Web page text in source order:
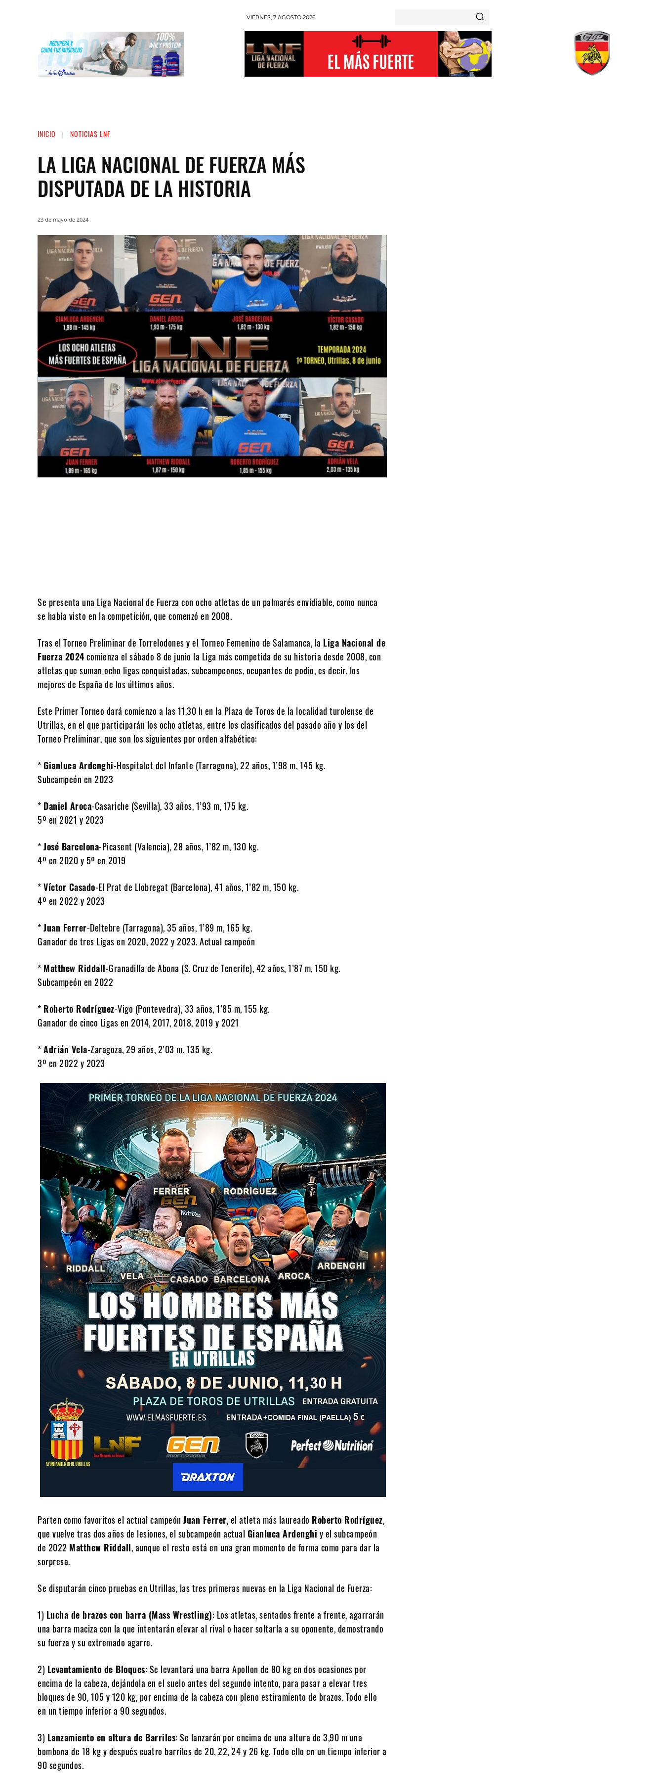
VIERNES, 7 AGOSTO 2026
INICIO NOTICIAS LNF
LA LIGA NACIONAL DE FUERZA MÁS
DISPUTADA DE LA HISTORIA
23 de mayo de 2024
Se presenta una Liga Nacional de Fuerza con ocho atletas de un palmarés envidiable, como nunca
se había visto en la competición, que comenzó en 2008.
Tras el Torneo Preliminar de Torrelodones y el Torneo Femenino de Salamanca, la Liga Nacional de
Fuerza 2024comienza el sábado 8 de junio la Liga más competida de su historia desde 2008, con
atletas que suman ocho ligas conquistadas, subcampeones, ocupantes de podio, es decir, los
mejores de España de los últimos años.
Este Primer Torneo dará comienzo a las 11,30 h en la Plaza de Toros de la localidad turolense de
Utrillas, en el que participarán los ocho atletas, entre los clasificados del pasado año y los del
Torneo Preliminar, que son los siguientes por orden alfabético:
*Gianluca Ardenghi-Hospitalet del Infante (Tarragona), 22 años, 1’98 m, 145 kg.
Subcampeón en 2023
* Daniel Aroca-Casariche (Sevilla), 33 años, 1’93 m, 175 kg.
5º en 2021 y 2023
*José Barcelona-Picasent (Valencia), 28 años, 1’82 m, 130 kg.
4º en 2020 y 5º en 2019
*Víctor Casado-El Prat de Llobregat (Barcelona), 41 años, 1’82 m, 150 kg.
4º en 2022 y 2023
*Juan Ferrer-Deltebre (Tarragona), 35 años, 1’89 m, 165 kg.
Ganador de tres Ligas en 2020, 2022 y 2023. Actual campeón
* Matthew Riddall-Granadilla de Abona (S. Cruz de Tenerife), 42 años, 1’87 m, 150 kg.
Subcampeón en 2022
* Roberto Rodríguez-Vigo (Pontevedra), 33 años, 1’85 m, 155 kg.
Ganador de cinco Ligas en 2014, 2017, 2018, 2019 y 2021
*Adrián Vela-Zaragoza, 29 años, 2’03 m, 135 kg.
3º en 2022 y 2023
Parten como favoritos el actual campeón Juan Ferrer, el atleta más laureado Roberto Rodríguez,
que vuelve tras dos años de lesiones, el subcampeón actual Gianluca Ardenghi y el subcampeón
de 2022 Matthew Riddall, aunque el resto está en una gran momento de forma como para dar la
sorpresa.
Se disputarán cinco pruebas en Utrillas, las tres primeras nuevas en la Liga Nacional de Fuerza:
1) Lucha de brazos con barra (Mass Wrestling): Los atletas, sentados frente a frente, agarrarán
una barra maciza con la que intentarán elevar al rival o hacer soltarla a su oponente, demostrando
su fuerza y su extremado agarre.
2) Levantamiento de Bloques: Se levantará una barra Apollon de 80 kg en dos ocasiones por
encima de la cabeza, dejándola en el suelo antes del segundo intento, para pasar a elevar tres
bloques de 90, 105 y 120 kg, por encima de la cabeza con pleno estiramiento de brazos. Todo ello
en un tiempo inferior a 90 segundos.
3) Lanzamiento en altura de Barriles: Se lanzarán por encima de una altura de 3,90 m una
bombona de 18 kg y después cuatro barriles de 20, 22, 24 y 26 kg. Todo ello en un tiempo inferior a
90 segundos.